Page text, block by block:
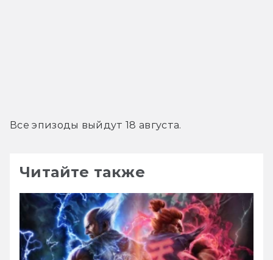
Все эпизоды выйдут 18 августа.
Читайте также